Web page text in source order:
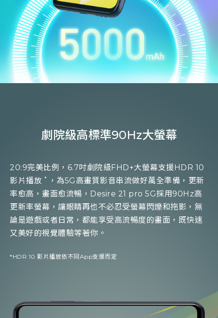
劇院級高標準90Hz大螢幕
20:9完美比例，6.7吋劇院級FHD+大螢幕支援HDR 10
影片播放 *
，為5G高畫質影音串流做好萬全準備，更新
率愈高，畫面愈流暢，Desire 21 pro 5G採用90Hz高
更新率螢幕，讓眼睛再也不必忍受螢幕閃爍和拖影，無
論是遊戲或者日常，都能享受高流暢度的畫面，既快速
又美好的視覺體驗等著你。
*HDR 10 影片播放依不同App支援而定